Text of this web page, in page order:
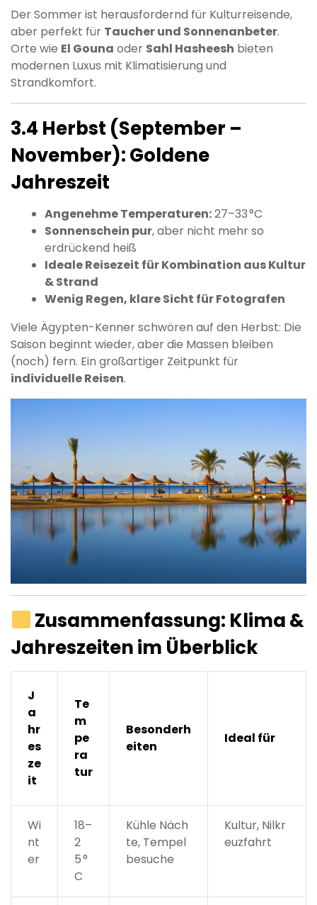
Der Sommer ist herausfordernd für Kulturreisende,
aber perfekt für Taucher und Sonnenanbeter.
Orte wie El Gouna oder Sahl Hasheesh bieten
modernen Luxus mit Klimatisierung und
Strandkomfort.
3.4 Herbst (September –
November): Goldene
Jahreszeit
Angenehme Temperaturen:27–33 °C
Sonnenschein pur, aber nicht mehr so
erdrückend heiß
Ideale Reisezeit für Kombination aus Kultur
& Strand
Wenig Regen, klare Sicht für Fotografen
Viele Ägypten-Kenner schwören auf den Herbst: Die
Saison beginnt wieder, aber die Massen bleiben
(noch) fern. Ein großartiger Zeitpunkt für
individuelle Reisen.
Zusammenfassung: Klima &
Jahreszeiten im Überblick
J
a
hr
es
ze
it
Te
m
pe
ra
tur
Besonderh
eiten
Ideal für
Wi
nt
er
18–
2
5 °
C
Kühle Näch
te, Tempel
besuche
Kultur, Nilkr
euzfahrt